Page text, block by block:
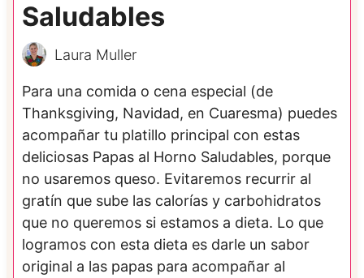
Saludables
Laura Muller
Para una comida o cena especial (de
Thanksgiving, Navidad, en Cuaresma) puedes
acompañar tu platillo principal con estas
deliciosas Papas al Horno Saludables, porque
no usaremos queso. Evitaremos recurrir al
gratín que sube las calorías y carbohidratos
que no queremos si estamos a dieta. Lo que
logramos con esta dieta es darle un sabor
original a las papas para acompañar al